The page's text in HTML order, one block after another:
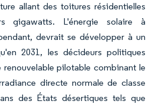
allant des toitures résidentielles
gigawatts. L'énergie solaire à
devrait se développer à un
2031, les décideurs politiques
pilotable combinant le
directe normale de classe
des États désertiques tels que